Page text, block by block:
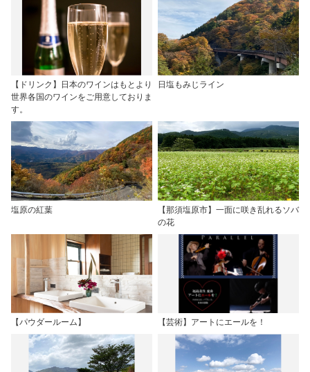
【ドリンク】日本のワインはもとより
世界各国のワインをご用意しておりま
す。
日塩もみじライン
塩原の紅葉
【那須塩原市】一面に咲き乱れるソバ
の花
【パウダールーム】 【芸術】アートにエールを！